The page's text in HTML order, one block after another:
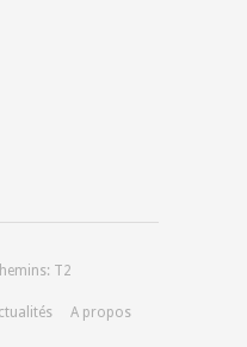
T2
A propos